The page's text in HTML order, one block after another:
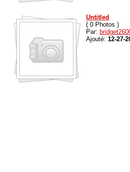
Untitled
( 0 Photos )
Par:
Ajouté: 12-27-